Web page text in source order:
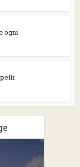
ogni